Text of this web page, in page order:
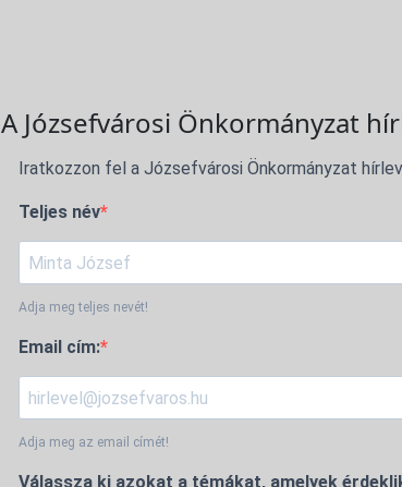
A Józsefvárosi Önkormányzat
Iratkozzon fel a Józsefvárosi Önkormányzat
Teljes név
Adja meg teljes nevét!
Email cím:
Adja meg az email címét!
Válassza ki azokat a témákat, amelyek